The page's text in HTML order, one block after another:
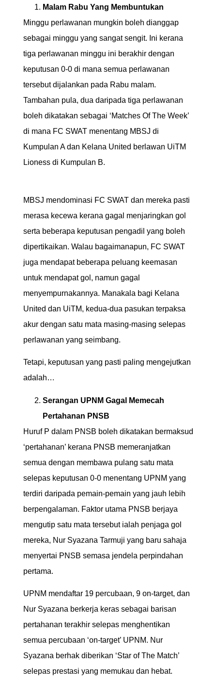
Malam Rabu Yang Membuntukan
Minggu perlawanan mungkin boleh dianggap
sebagai minggu yang sangat sengit. Ini kerana
tiga perlawanan minggu ini berakhir dengan
keputusan 0-0 di mana semua perlawanan
tersebut dijalankan pada Rabu malam.
Tambahan pula, dua daripada tiga perlawanan
boleh dikatakan sebagai ‘Matches Of The Week’
di mana FC SWAT menentang MBSJ di
Kumpulan A dan Kelana United berlawan UiTM
Lioness di Kumpulan B.
MBSJ mendominasi FC SWAT dan mereka pasti
merasa kecewa kerana gagal menjaringkan gol
serta beberapa keputusan pengadil yang boleh
dipertikaikan. Walau bagaimanapun, FC SWAT
juga mendapat beberapa peluang keemasan
untuk mendapat gol, namun gagal
menyempurnakannya. Manakala bagi Kelana
United dan UiTM, kedua-dua pasukan terpaksa
akur dengan satu mata masing-masing selepas
perlawanan yang seimbang.
Tetapi, keputusan yang pasti paling mengejutkan
adalah…
Serangan UPNM Gagal Memecah
Pertahanan PNSB
Huruf P dalam PNSB boleh dikatakan bermaksud
‘pertahanan’ kerana PNSB memeranjatkan
semua dengan membawa pulang satu mata
selepas keputusan 0-0 menentang UPNM yang
terdiri daripada pemain-pemain yang jauh lebih
berpengalaman. Faktor utama PNSB berjaya
mengutip satu mata tersebut ialah penjaga gol
mereka, Nur Syazana Tarmuji yang baru sahaja
menyertai PNSB semasa jendela perpindahan
pertama.
UPNM mendaftar 19 percubaan, 9 on-target, dan
Nur Syazana berkerja keras sebagai barisan
pertahanan terakhir selepas menghentikan
semua percubaan ‘on-target’ UPNM. Nur
Syazana berhak diberikan ‘Star of The Match’
selepas prestasi yang memukau dan hebat.